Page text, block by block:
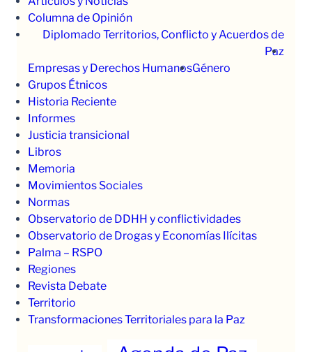
Columna de Opinión
Diplomado Territorios, Conflicto y Acuerdos de
Paz
Empresas y Derechos HumanosGénero
Grupos Étnicos
Historia Reciente
Informes
Justicia transicional
Libros
Memoria
Movimientos Sociales
Normas
Observatorio de DDHH y conflictividades
Observatorio de Drogas y Economías Ilícitas
Palma – RSPO
Regiones
Revista Debate
Territorio
Transformaciones Territoriales para la Paz